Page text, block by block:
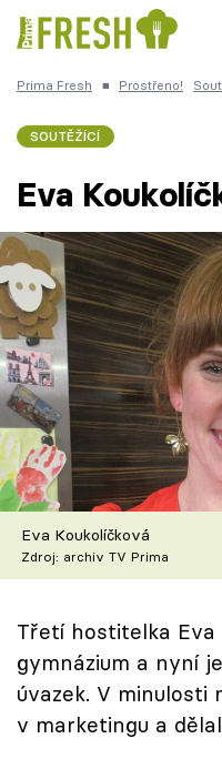
Česká kuchyně
Témata
Recepty
Články
TV Program
Škola vaření
Recepty z TV
Speciál: Cuketa
Těhotnej kuchař
Sledujte prima+
Prima Fresh ■ Prostřeno!
SOUTĚŽÍCÍ
Eva
Eva Koukolíčková
Zdroj: archiv TV Prima
Třetí hostitelka
gymnázium a nyní
úvazek. V minulosti
v marketingu a